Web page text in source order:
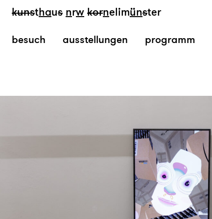
kunsthaus nrw kornelimünster
besuch ausstellungen programm